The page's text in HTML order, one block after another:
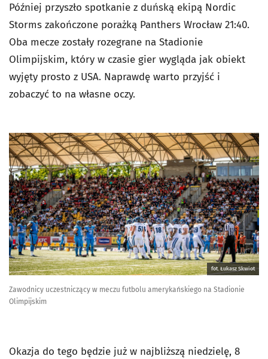
Później przyszło spotkanie z duńską ekipą Nordic
Storms zakończone porażką Panthers Wrocław 21:40.
Oba mecze zostały rozegrane na Stadionie
Olimpijskim, który w czasie gier wygląda jak obiekt
wyjęty prosto z USA. Naprawdę warto przyjść i
zobaczyć to na własne oczy.
fot. Łukasz Skwiot
Zawodnicy uczestniczący w meczu futbolu amerykańskiego na Stadionie
Olimpijskim
Okazja do tego będzie już w najbliższą niedzielę, 8